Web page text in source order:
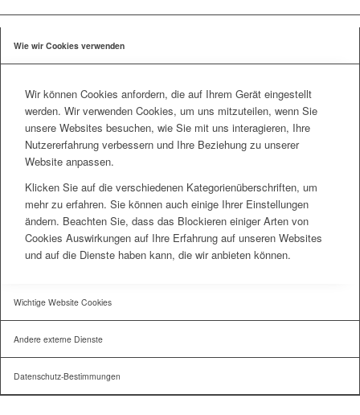
Wie wir Cookies verwenden
Wir können Cookies anfordern, die auf Ihrem Gerät eingestellt
werden. Wir verwenden Cookies, um uns mitzuteilen, wenn Sie
unsere Websites besuchen, wie Sie mit uns interagieren, Ihre
Nutzererfahrung verbessern und Ihre Beziehung zu unserer
Website anpassen.
Klicken Sie auf die verschiedenen Kategorienüberschriften, um
mehr zu erfahren. Sie können auch einige Ihrer Einstellungen
ändern. Beachten Sie, dass das Blockieren einiger Arten von
Cookies Auswirkungen auf Ihre Erfahrung auf unseren Websites
und auf die Dienste haben kann, die wir anbieten können.
Wichtige Website Cookies
Andere externe Dienste
Datenschutz-Bestimmungen